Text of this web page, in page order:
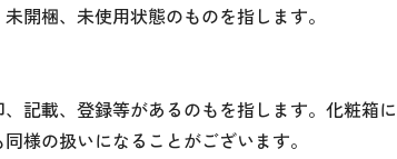
開梱、未使用状態のものを指します。
記載、登録等があるのもを指します。化粧箱に
様の扱いになることがございます。